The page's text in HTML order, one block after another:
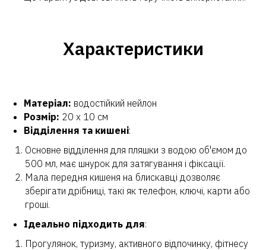
Характеристики
Матеріал: водостійкий нейлон
Розмір: 20 х 10 см
Відділення та кишені:
Основне відділення для пляшки з водою об'ємом до
500 мл, має шнурок для затягування і фіксації.
Мала передня кишеня на блискавці дозволяє
зберігати дрібниці, такі як телефон, ключі, карти або
гроші.
Ідеально підходить для:
Прогулянок, туризму, активного відпочинку, фітнесу